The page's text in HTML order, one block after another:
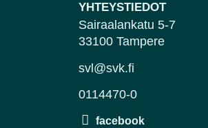
YHTEYSTIEDOT
Sairaalankatu 5-7
33100 Tampere
svl@svk.fi
0114470-0